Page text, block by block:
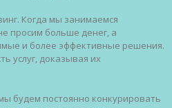
Когда мы занимаемся
просим больше денег, а
и более эффективные решения.
услуг, доказывая их
будем постоянно конкурировать